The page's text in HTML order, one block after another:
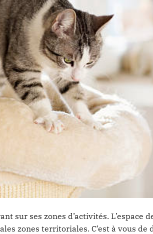
sur ses zones d’activités. L’espace
zones territoriales. C’est à vous